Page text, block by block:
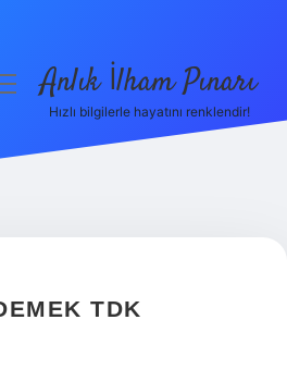
Anlık İlham Pınarı
Hızlı bilgilerle hayatını renklendir!
TDK